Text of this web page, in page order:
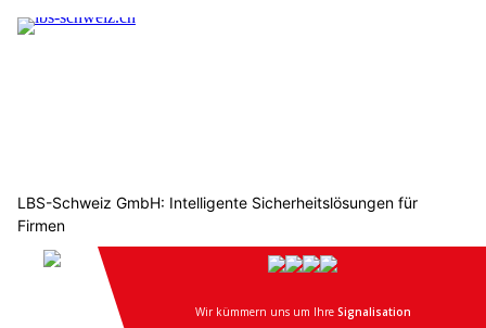
LBS-Schweiz GmbH: Intelligente Sicherheitslösungen für
Firmen